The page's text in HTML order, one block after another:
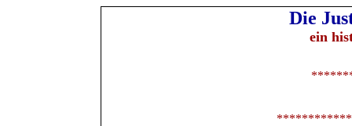
Die
ein